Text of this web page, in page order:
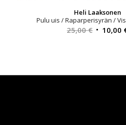
Heli Laaksonen
Pulu uis / Raparperisyrän /
25,00€ 10,00